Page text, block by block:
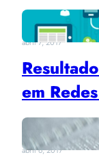
abril 7, 2017
em
abril 6, 2017